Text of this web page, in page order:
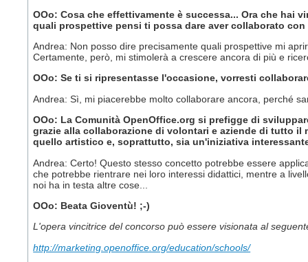
OOo: Cosa che effettivamente è successa... Ora che
quali prospettive pensi ti possa dare aver collaborato
Andrea: Non posso dire precisamente quali prospettive mi
Certamente, però, mi stimolerà a crescere ancora di più e
OOo: Se ti si ripresentasse l'occasione, vorresti
Andrea: Sì, mi piacerebbe molto collaborare ancora, perché
OOo: La Comunità OpenOffice.org si prefigge di
grazie alla collaborazione di volontari e aziende di tutto il
quello artistico e, soprattutto, sia un'iniziativa
Andrea: Certo! Questo stesso concetto potrebbe essere
che potrebbe rientrare nei loro interessi didattici, mentre a
noi ha in testa altre cose...
OOo: Beata Gioventù! ;-)
L'opera vincitrice del concorso può essere visionata al
http://marketing.openoffice.org/education/schools/